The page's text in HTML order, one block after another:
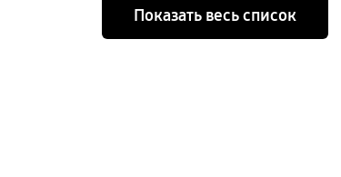
Показать весь список